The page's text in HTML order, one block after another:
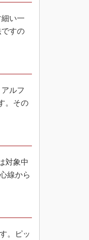
い一
すの
ルフ
。その
対象中
線から
。ピッ